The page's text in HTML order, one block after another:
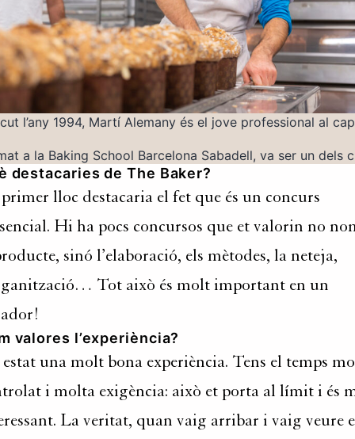
l’any 1994, Martí Alemany és el jove professional al
a la Baking School Barcelona Sabadell, va ser un
destacaries de The Baker?
lloc destacaria el fet que és un concurs
Hi ha pocs concursos que et valorin no
sinó l’elaboració, els mètodes, la neteja,
Tot això és molt important en un
valores l’experiència?
una molt bona experiència. Tens el temps
i molta exigència: això et porta al límit i és
La veritat, quan vaig arribar i vaig veure